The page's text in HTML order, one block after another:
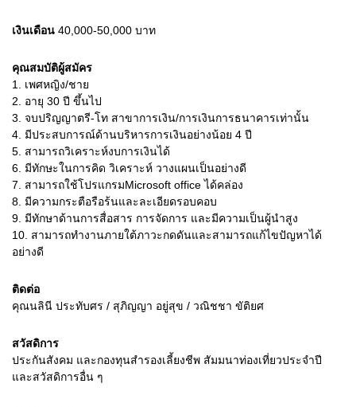
เงินเดือน 40,000-50,000 บาท
คุณสมบัติผู้สมัคร
1.
เพศหญิง/ชาย
2.
อายุ 30 ปี ขึ้นไป
3. จบปริญญาตรี-โท สาขาการเงิน/การเงินการธนาคารเท่านั้น
4. มีประสบการณ์ด้านบริหารการเงินอย่างน้อย 4 ปี
5. สามารถวิเคราะห์งบการเงินได้
6. มีทักษะในการคิด วิเคราะห์ วางแผนเป็นอย่างดี
7.
สามารถใช้โปรแกรมMicrosoft office ได้คล่อง
8. มีความกระตือรือร้นและละเอียดรอบคอบ
9. มีทักษาด้านการสื่อสาร การจัดการ และมีความเป็นผู้นำสูง
10. สามารถทำงานภายใต้ภาวะกดดันและสามารถแก้ไขปัญหาได้
อย่างดี
ติดต่อ
คุณนลินี ประทับศร / สุภิญญา อยู่สุข / วณิชชา ขัติยศ
สวัสดิการ
ประกันสังคม และกองทุนสำรองเลี้ยงชีพ สัมมนาท่องเที่ยวประจำปี
และสวัสดิการอื่น ๆ